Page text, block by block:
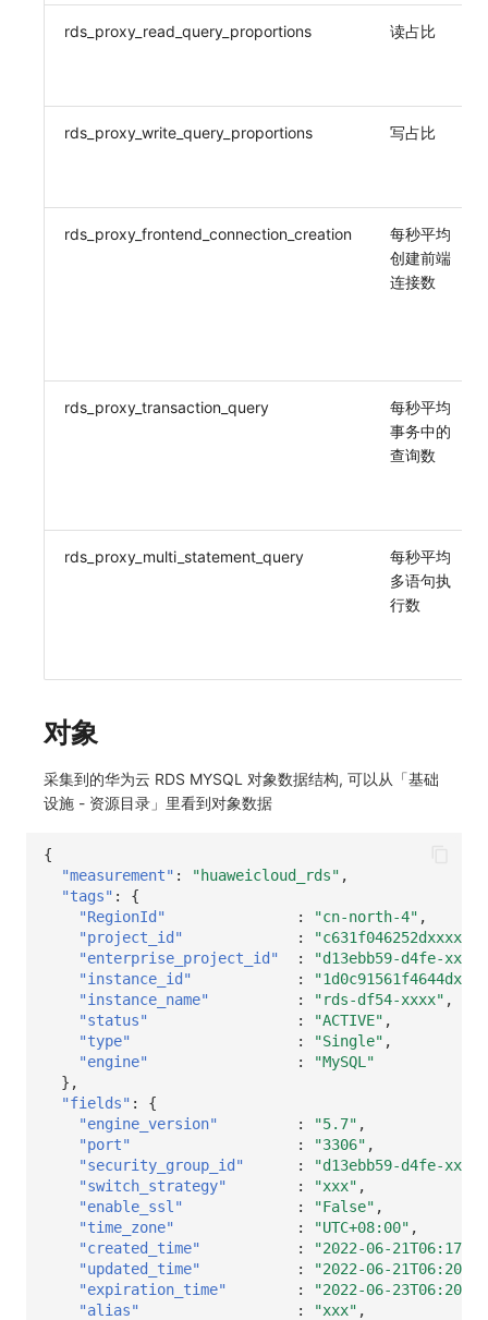
rds_proxy_read_query_proportions 读占比
rds_proxy_write_query_proportions 写占比
rds_proxy_frontend_connection_creation
每秒平均
创建前端
连接数
rds_proxy_transaction_query
每秒平均
事务中的
查询数
rds_proxy_multi_statement_query
每秒平均
多语句执
行数
对象
采集到的华为云 RDS MYSQL 对象数据结构, 可以从「基础
设施 - 资源目录」里看到对象数据
{
"measurement" : "huaweicloud_rds" ,
"tags" :
{
"RegionId"
: "cn-north-4" ,
"project_id"
:
"enterprise_project_id"
:
"d13ebb59-d4fe-
"instance_id"
:
"instance_name"
: "rds-df54-xxxx" ,
"status"
: "ACTIVE" ,
"type"
: "Single" ,
"engine"
:
"MySQL"
},
"fields" :
{
"engine_version"
: "5.7" ,
"port"
: "3306" ,
"security_group_id"
:
"d13ebb59-d4fe-
"switch_strategy"
: "xxx" ,
"enable_ssl"
: "False" ,
"time_zone"
: "UTC+08:00" ,
"created_time"
:
"2022-06-
"updated_time"
:
"2022-06-
"expiration_time"
:
"2022-06-
"alias"
: "xxx" ,